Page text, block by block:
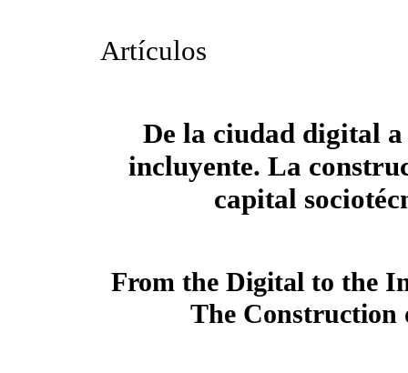
Artículos
De la ciudad digital
incluyente. La
capital
From the Digital to the
The Construction